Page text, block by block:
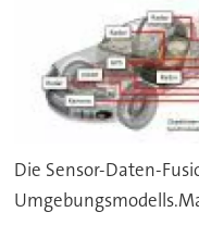
Die Sensor-Daten-